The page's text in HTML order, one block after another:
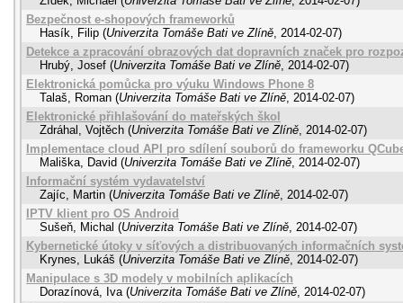
Bezpečnost e-shopových frameworků
Hasík, Filip (Univerzita Tomáše Bati ve Zlíně, 2014-02-07)
Detekce a zpracování obrazových dat dopravních značek pro
Hrubý, Josef (Univerzita Tomáše Bati ve Zlíně, 2014-02-07)
Elektronická pomůcka pro výuku Windows Phone 8
Talaš, Roman (Univerzita Tomáše Bati ve Zlíně, 2014-02-07)
Elektronické přihlašování do mateřských škol
Zdráhal, Vojtěch (Univerzita Tomáše Bati ve Zlíně, 2014-02-07)
Implementace cloud API pro sdílení souborů do frameworku
Mališka, David (Univerzita Tomáše Bati ve Zlíně, 2014-02-07)
Informační systém vydavatelství
Zajíc, Martin (Univerzita Tomáše Bati ve Zlíně, 2014-02-07)
IPTV klient pro OS Android
Sušeň, Michal (Univerzita Tomáše Bati ve Zlíně, 2014-02-07)
Kybernetické útoky v síťových a distribuovaných informačních
Krynes, Lukáš (Univerzita Tomáše Bati ve Zlíně, 2014-02-07)
Manipulace s 3D modely v mobilních aplikacích
Dorazínová, Iva (Univerzita Tomáše Bati ve Zlíně, 2014-02-07)